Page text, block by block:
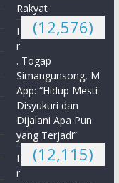
Rakyat
(12,576)
I
r
. Togap
Simangunsong, M
App: “Hidup Mesti
Disyukuri dan
Dijalani Apa Pun
yang Terjadi”
(12,115)
I
r